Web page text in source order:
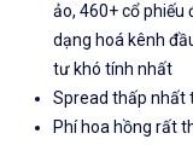
ảo, 460+ cổ phiếu
dạng hoá kênh
tư khó tính nhất
Spread thấp nhất
Phí hoa hồng rất